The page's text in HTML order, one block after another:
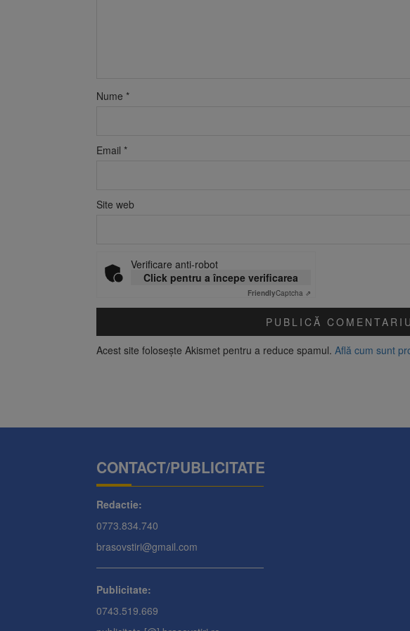
Nume *
Email *
Site web
Verificare anti-robot
Click pentru a începe verificarea
FriendlyCaptcha ⇗
Acest site folosește Akismet pentru a reduce spamul. Află cum sunt
CONTACT/PUBLICITATE
Redactie:
0773.834.740
brasovstiri@gmail.com
Publicitate:
0743.519.669